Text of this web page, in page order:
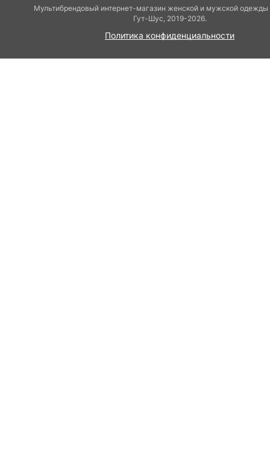
Мультибрендовый интернет-магазин женской и мужской
Гут-Шуc, 2019-2026.
Политика конфиденциальности